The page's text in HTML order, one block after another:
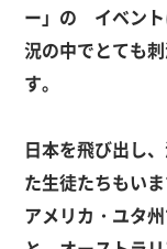
ー」の
イベント
況の中でとても
す。
日本を飛び出し
た生徒たちもいま
アメリカ・ ユタ州